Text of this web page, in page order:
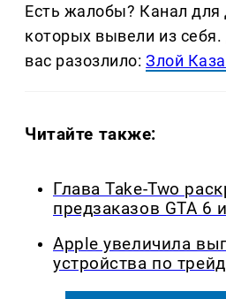
Есть жалобы? Канал для
которых вывели из
вас разозлило:Злой
Читайте также:
Глава Take-Two
предзаказов GTA 6
Apple увеличила
устройства по